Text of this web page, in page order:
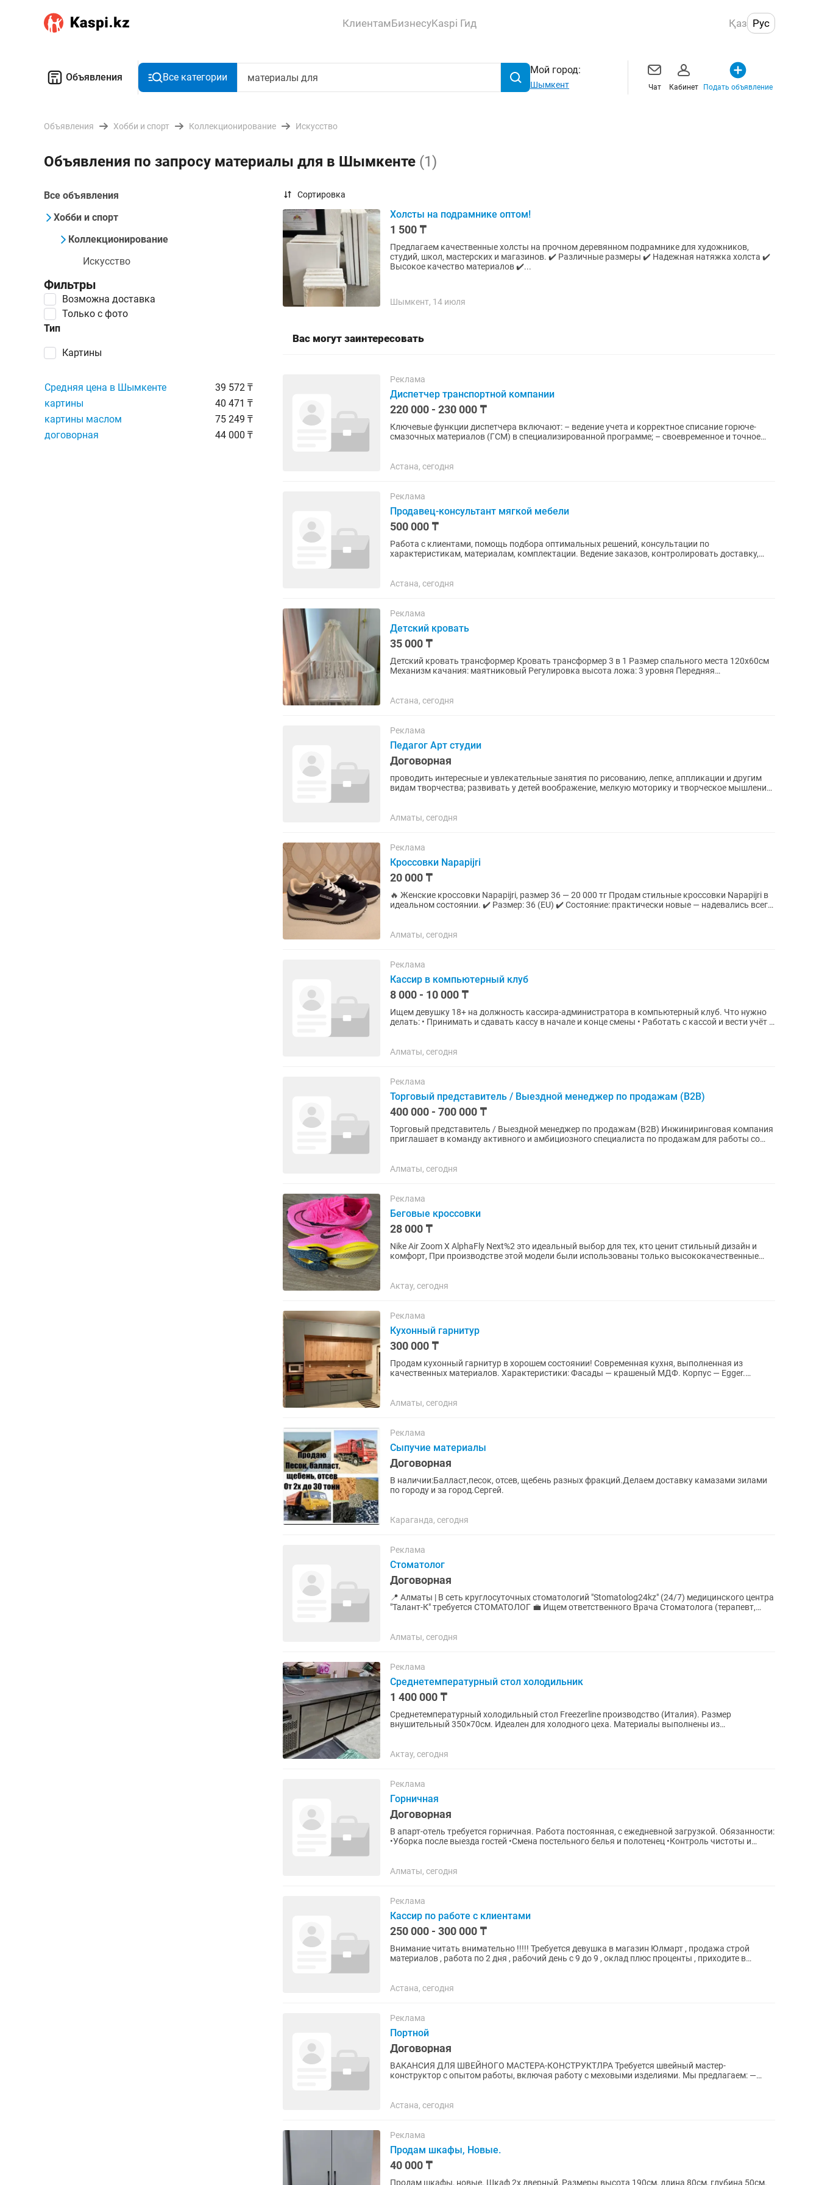
КлиентамБизнесуKaspi Гид Қаз Рус
Объявления Все категории
Мой город:
Шымкент Чат Кабинет Подать объявление
Объявления Хобби и спорт Коллекционирование Искусство
Объявления по запросу материалы для в Шымкенте (1)
Все объявления
Хобби и спорт
Коллекционирование
Искусство
Фильтры
Возможна доставка
Тип
картины
Только с фото
Средняя цена в Шымкенте
39 572 ₸
картины
40 471 ₸
картины маслом
75 249 ₸
договорная
44 000 ₸
Сортировка
Холсты на подрамнике оптом!
1 500 ₸
Предлагаем качественные холсты на прочном деревянном подрамнике для художников,
студий, школ, мастерских и магазинов. ✔️ Различные размеры ✔️ Надежная натяжка холста ✔️
Высокое качество материалов ✔️...
Шымкент, 14 июля
Вас могут заинтересовать
Реклама
Диспетчер транспортной компании
220 000 - 230 000 ₸
Ключевые функции диспетчера включают: – ведение учета и корректное списание горюче-
смазочных материалов (ГСМ) в специализированной программе; – своевременное и точное
Астана, сегодня
Реклама
Продавец-консультант мягкой мебели
500 000 ₸
Работа с клиентами, помощь подбора оптимальных решений, консультации по
характеристикам, материалам, комплектации. Ведение заказов, контролировать доставку,
Астана, сегодня
Реклама
Детский кровать
35 000 ₸
Детский кровать трансформер Кровать трансформер 3 в 1 Размер спального места 120х60см
Механизм качания: маятниковый Регулировка высота ложа: 3 уровня Передняя
Астана, сегодня
Реклама
Педагог Арт студии
Договорная
проводить интересные и увлекательные занятия по рисованию, лепке, аппликации и другим
видам творчества; развивать у детей воображение, мелкую моторику и творческое мышление;
Алматы, сегодня
Реклама
Кроссовки Napapijri
20 000 ₸
🔥 Женские кроссовки Napapijri, размер 36 — 20 000 тг Продам стильные кроссовки Napapijri в
идеальном состоянии. ✔️ Размер: 36 (EU) ✔️ Состояние: практически новые — надевались всего
Алматы, сегодня
Реклама
Кассир в компьютерный клуб
8 000 - 10 000 ₸
Ищем девушку 18+ на должность кассира-администратора в компьютерный клуб. Что нужно
делать: • Принимать и сдавать кассу в начале и конце смены • Работать с кассой и вести учёт в
Алматы, сегодня
Реклама
Торговый представитель / Выездной менеджер по продажам (B2B)
400 000 - 700 000 ₸
Торговый представитель / Выездной менеджер по продажам (B2B) Инжиниринговая компания
приглашает в команду активного и амбициозного специалиста по продажам для работы со
Алматы, сегодня
Реклама
Беговые кроссовки
28 000 ₸
Nike Air Zoom X AlphaFly Next%2 это идеальный выбор для тех, кто ценит стильный дизайн и
комфорт, При производстве этой модели были использованы только высококачественные
Актау, сегодня
Реклама
Кухонный гарнитур
300 000 ₸
Продам кухонный гарнитур в хорошем состоянии! Современная кухня, выполненная из
качественных материалов. Характеристики: Фасады — крашеный МДФ. Корпус — Egger.
Алматы, сегодня
Реклама
Сыпучие материалы
Договорная
В наличии:Балласт,песок, отсев, щебень разных фракций.Делаем доставку камазами зилами
по городу и за город.Сергей.
Караганда, сегодня
Реклама
Стоматолог
Договорная
📍 Алматы | В сеть круглосуточных стоматологий "Stomatolog24kz" (24/7) медицинского центра
"Талант-К" требуется СТОМАТОЛОГ 💼 Ищем ответственного Врача Стоматолога (терапевт,
Алматы, сегодня
Реклама
Среднетемпературный стол холодильник
1 400 000 ₸
Среднетемпературный холодильный стол Freezerline производство (Италия). Размер
внушительный 350×70см. Идеален для холодного цеха. Материалы выполнены из
Актау, сегодня
Реклама
Горничная
Договорная
В апарт-отель требуется горничная. Работа постоянная, с ежедневной загрузкой. Обязанности:
•Уборка после выезда гостей •Смена постельного белья и полотенец •Контроль чистоты и
Алматы, сегодня
Реклама
Кассир по работе с клиентами
250 000 - 300 000 ₸
Внимание читать внимательно !!!!! Требуется девушка в магазин Юлмарт , продажа строй
материалов , работа по 2 дня , рабочий день с 9 до 9 , оклад плюс проценты , приходите в
Астана, сегодня
Реклама
Портной
Договорная
ВАКАНСИЯ ДЛЯ ШВЕЙНОГО МАСТЕРА-КОНСТРУКТЛРА Требуется швейный мастер-
конструктор с опытом работы, включая работу с меховыми изделиями. Мы предлагаем: —
Астана, сегодня
Реклама
Продам шкафы, Новые.
40 000 ₸
Продам шкафы, новые. Шкаф 2х дверный, Размеры высота 190см, длина 80см, глубина 50см.